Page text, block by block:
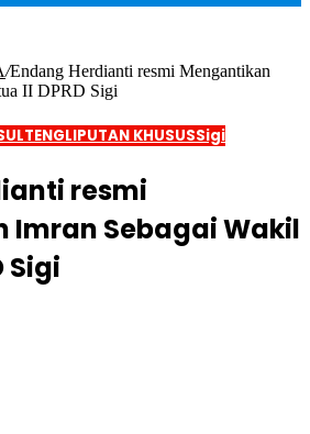
/Endang Herdianti resmi Mengantikan
II DPRD Sigi
LIPUTAN KHUSUSSigi
resmi
Imran Sebagai Wakil
Sigi